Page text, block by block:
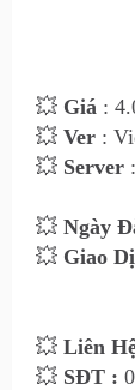
💥 Giá :
💥 Ver :
💥 Server
💥 Ngày
💥 Giao
💥 Liên
💥 SĐT :